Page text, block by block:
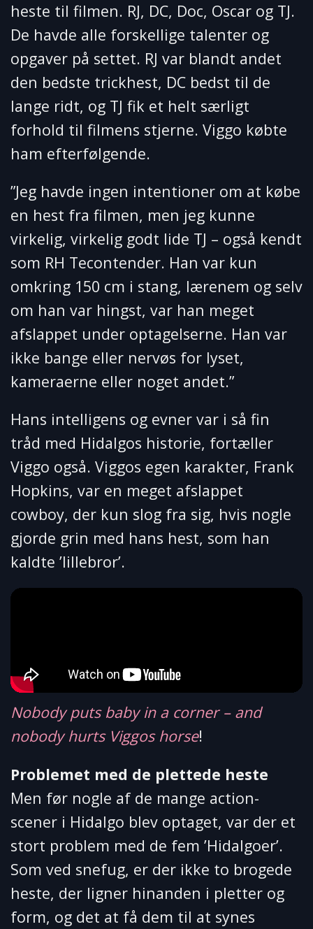
heste til filmen. RJ, DC, Doc, Oscar og TJ.
De havde alle forskellige talenter og
opgaver på settet. RJ var blandt andet
den bedste trickhest, DC bedst til de
lange ridt, og TJ fik et helt særligt
forhold til filmens stjerne. Viggo købte
ham efterfølgende.
”Jeg havde ingen intentioner om at købe
en hest fra filmen, men jeg kunne
virkelig, virkelig godt lide TJ – også kendt
som RH Tecontender. Han var kun
omkring 150 cm i stang, lærenem og selv
om han var hingst, var han meget
afslappet under optagelserne. Han var
ikke bange eller nervøs for lyset,
kameraerne eller noget andet.”
Hans intelligens og evner var i så fin
tråd med Hidalgos historie, fortæller
Viggo også. Viggos egen karakter, Frank
Hopkins, var en meget afslappet
cowboy, der kun slog fra sig, hvis nogle
gjorde grin med hans hest, som han
kaldte ’lillebror’.
Nobody puts baby in a corner – and
nobody hurts Viggos horse!
Problemet med de plettede heste
Men før nogle af de mange action-
scener i Hidalgo blev optaget, var der et
stort problem med de fem ’Hidalgoer’.
Som ved snefug, er der ikke to brogede
heste, der ligner hinanden i pletter og
form, og det at få dem til at synes